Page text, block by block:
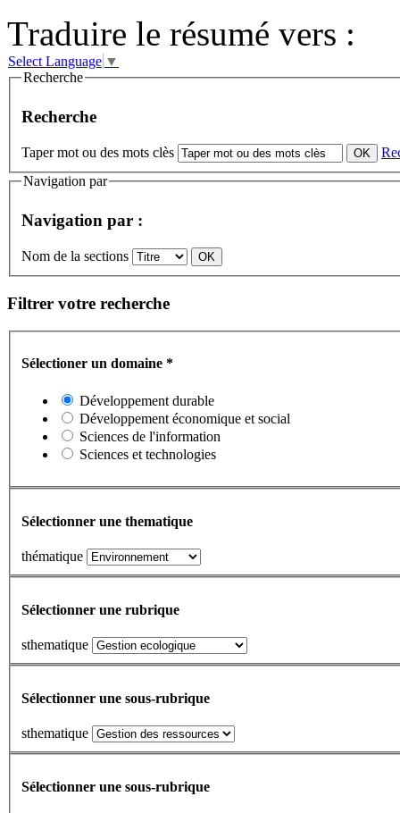
Traduire le résumé vers :
Select Language ▼
Recherche
Recherche
Taper mot ou des mots clès
Navigation par
Navigation par :
Nom de la sections
Filtrer votre recherche
Sélectioner un domaine *
Développement durable
Développement économique et social
Sciences de l'information
Sciences et technologies
Sélectionner une thematique
thématique
Sélectionner une rubrique
sthematique
Sélectionner une sous-rubrique
sthematique
Sélectionner une sous-rubrique